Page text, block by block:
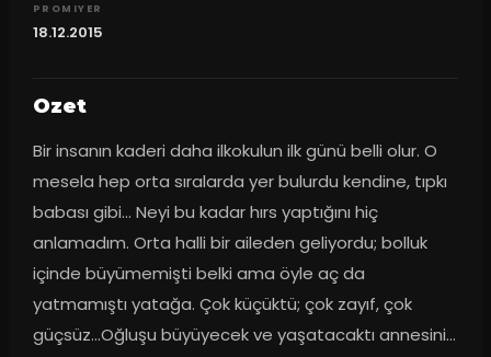
PROMIYER
18.12.2015
Ozet
Bir insanın kaderi daha ilkokulun ilk günü belli olur. O
mesela hep orta sıralarda yer bulurdu kendine, tıpkı
babası gibi... Neyi bu kadar hırs yaptığını hiç
anlamadım. Orta halli bir aileden geliyordu; bolluk
içinde büyümemişti belki ama öyle aç da
yatmamıştı yatağa. Çok küçüktü; çok zayıf, çok
güçsüz…Oğluşu büyüyecek ve yaşatacaktı annesini…